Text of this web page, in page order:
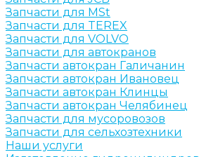
Запчасти для MSt
Запчасти для TEREX
Запчасти для VOLVO
Запчасти для автокранов
Запчасти автокран Галичанин
Запчасти автокран Ивановец
Запчасти автокран Клинцы
Запчасти автокран Челябинец
Запчасти для мусоровозов
Запчасти для сельхозтехники
Наши услуги